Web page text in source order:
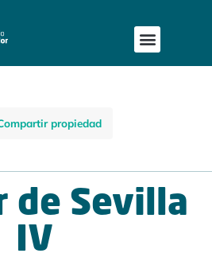
propiedad
de Sevilla
IV